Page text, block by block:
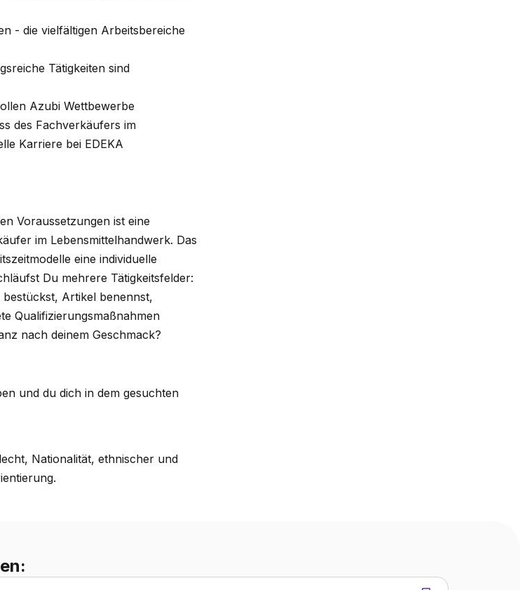
- die vielfältigen Arbeitsbereiche
Tätigkeiten sind
Azubi Wettbewerbe
des Fachverkäufers im
Karriere bei EDEKA
Voraussetzungen ist eine
im Lebensmittelhandwerk. Das
eine individuelle
Du mehrere Tätigkeitsfelder:
Artikel benennst,
Qualifizierungsmaßnahmen
nach deinem Geschmack?
und du dich in dem gesuchten
Nationalität, ethnischer und